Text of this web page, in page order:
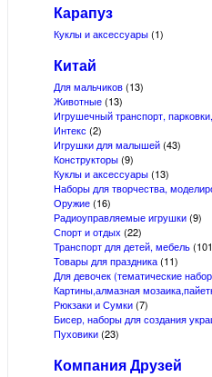
Карапуз
Куклы и аксессуары(1)
Китай
Для мальчиков(13)
Животные(13)
Игрушечный транспорт,
Интекс (2)
Игрушки для малышей(43)
Конструкторы(9)
Куклы и аксессуары(13)
Наборы для творчества,
Оружие(16)
Радиоуправляемые игрушки(9)
Спорт и отдых (22)
Транспорт для детей, мебель
Товары для праздника(11)
Для девочек (тематические
Картины,алмазная
Рюкзаки и Сумки(7)
Бисер, наборы для создания
Пуховики(23)
Компания Друзей